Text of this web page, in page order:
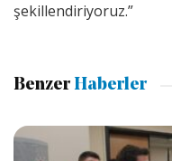
şekillendiriyoruz.”
Benzer Haberler